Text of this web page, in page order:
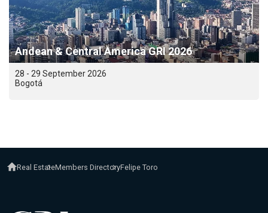
Andean & Central America GRI 2026
28 - 29 September 2026
Bogotá
Real EstateMembers DirectoryFelipe Toro